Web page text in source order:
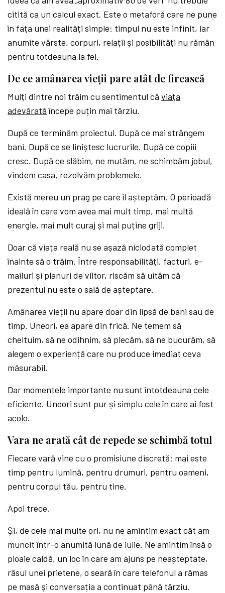
citită ca un calcul exact. Este o metaforă care ne pune
în fața unei realități simple: timpul nu este infinit, iar
anumite vârste, corpuri, relații și posibilități nu rămân
pentru totdeauna la fel.
De ce amânarea vieții pare atât de firească
Mulți dintre noi trăim cu sentimentul căviața
adevăratăîncepe puțin mai târziu.
După ce terminăm proiectul. După ce mai strângem
bani. După ce se liniștesc lucrurile. După ce copiii
cresc. După ce slăbim, ne mutăm, ne schimbăm jobul,
vindem casa, rezolvăm problemele.
Există mereu un prag pe care îl așteptăm. O perioadă
ideală în care vom avea mai mult timp, mai multă
energie, mai mult curaj și mai puține griji.
Doar că viața reală nu se așază niciodată complet
înainte să o trăim. Între responsabilități, facturi, e-
mailuri și planuri de viitor, riscăm să uităm că
prezentul nu este o sală de așteptare.
Amânarea vieții nu apare doar din lipsă de bani sau de
timp. Uneori, ea apare din frică. Ne temem să
cheltuim, să ne odihnim, să plecăm, să ne bucurăm, să
alegem o experiență care nu produce imediat ceva
măsurabil.
Dar momentele importante nu sunt întotdeauna cele
eficiente. Uneori sunt pur și simplu cele în care ai fost
acolo.
Vara ne arată cât de repede se schimbă totul
Fiecare vară vine cu o promisiune discretă: mai este
timp pentru lumină, pentru drumuri, pentru oameni,
pentru corpul tău, pentru tine.
Apoi trece.
Și, de cele mai multe ori, nu ne amintim exact cât am
muncit într-o anumită lună de iulie. Ne amintim însă o
ploaie caldă, un loc în care am ajuns pe neașteptate,
râsul unei prietene, o seară în care telefonul a rămas
pe masă și conversația a continuat până târziu.